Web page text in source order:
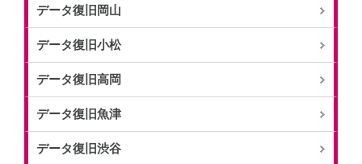
データ復旧岡山
データ復旧小松
データ復旧高岡
データ復旧魚津
データ復旧渋谷